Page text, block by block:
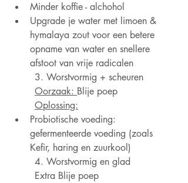
Minder koffie - alchohol
Upgrade je water met limoen &
hymalaya zout voor een betere
opname van water en snellere
afstoot van vrije radicalen
3. Worstvormig + scheuren
Oorzaak: Blije poep
Oplossing:
Probiotische voeding:
gefermenteerde voeding (zoals
Kefir, haring en zuurkool)
4. Worstvormig en glad
Extra Blije poep